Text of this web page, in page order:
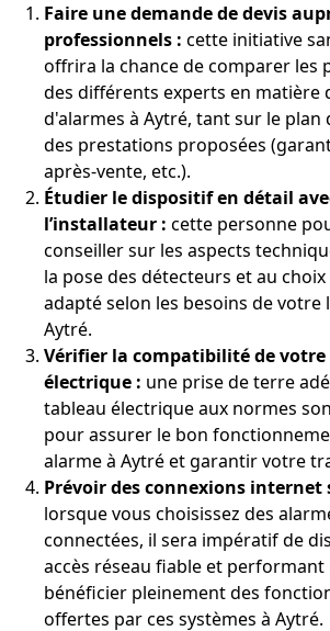
Faire une demande de devis
professionnels : cette initiative
offrira la chance de comparer les
des différents experts en matière
d'alarmes à Aytré, tant sur le plan
des prestations proposées
après-vente, etc.).
Étudier le dispositif en détail
l’installateur : cette personne
conseiller sur les aspects
la pose des détecteurs et au
adapté selon les besoins de votre
Aytré.
Vérifier la compatibilité de
électrique : une prise de terre
tableau électrique aux normes
pour assurer le bon
alarme à Aytré et garantir votre
Prévoir des connexions internet
lorsque vous choisissez des
connectées, il sera impératif de
accès réseau fiable et
bénéficier pleinement des
offertes par ces systèmes à Aytré.